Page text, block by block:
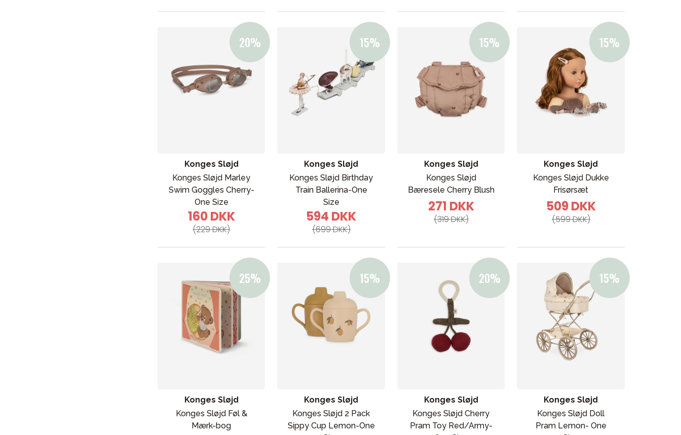
Konges Sløjd
Konges Sløjd Marley
Swim Goggles Cherry-
One Size
160 DKK
(229 DKK)
Konges Sløjd
Konges Sløjd Birthday
Train Ballerina-One
Size
594 DKK
(699 DKK)
Konges Sløjd
Konges Sløjd
Bæresele Cherry Blush
271 DKK
(319 DKK)
Konges Sløjd
Konges Sløjd Dukke
Frisørsæt
509 DKK
(599 DKK)
Konges Sløjd
Konges Sløjd Føl &
Mærk-bog
Konges Sløjd
Konges Sløjd 2 Pack
Sippy Cup Lemon-One
Konges Sløjd
Konges Sløjd Cherry
Pram Toy Red/Army-
Konges Sløjd
Konges Sløjd Doll
Pram Lemon- One
VÅRT SORTIMENT
Barnevogne
Legetøj og spil
Mor & Far
Møbler & sengetøj
Reservedele
Kampagner
Mærker